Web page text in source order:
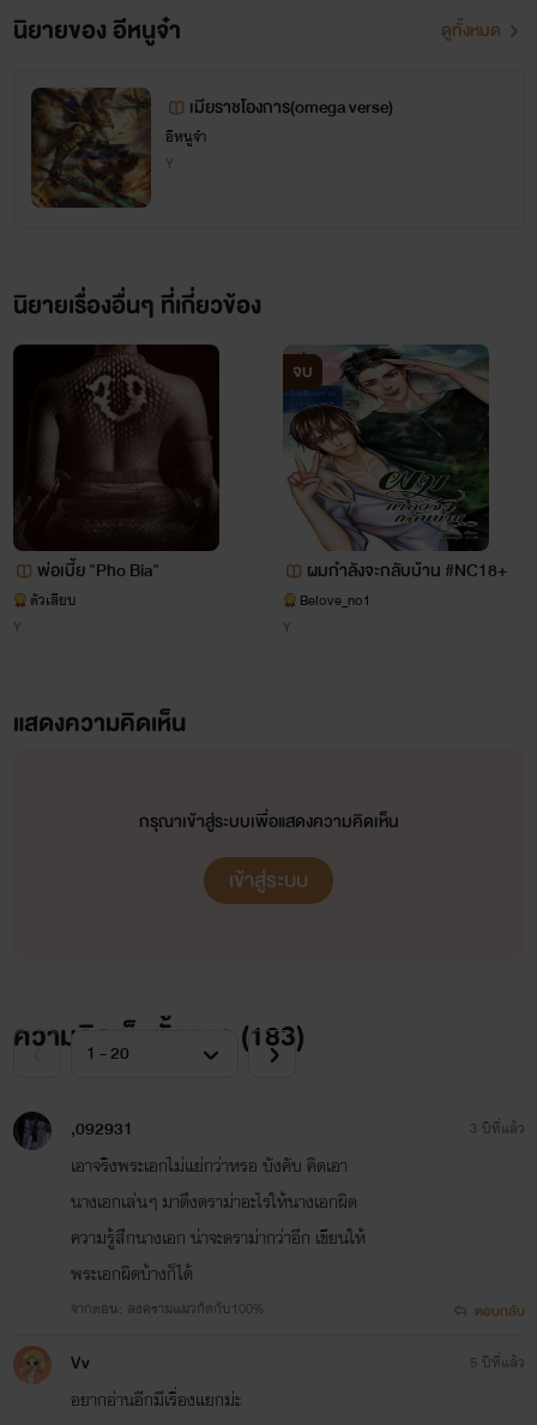
💊 อยากวิจารณ์ก็วิจารณ์ได้เลยแรงแค่ไหนก็รับไหวจะได้เอา
แม้นิยายเราไม่ดังแถมเป็นนักเขียนหน้าใหม่แต่ก็อยากจะมี
เพจเป็นของตัวเอง ติดตามการอัพนิยายได้ที่เพจพูดคุยกันได้
เพราะเราไม่มีใครคุยด้วย55
😈โลกนี้มันโหดร้ายนะ
นิยายของ อีหนูจ๋า ดูทั้งหมด
เมียราชโองการ(omega verse)
อีหนูจ๋า
Y
นิยายเรื่องอื่นๆ ที่เกี่ยวข้อง
พ่อเบี้ย "Pho Bia"
ตัวเสียบ
Y
จบ
ผมกำลังจะกลับบ้าน #NC18+
Belove_no1
Y
แสดงความคิดเห็น
กรุณาเข้าสู่ระบบเพื่อแสดงความคิดเห็น
เข้าสู่ระบบ
ความคิดเห็นทั้งหมด (183)
,092931
เอาจริงพระเอกไม่แย่กว่าหรอ บังคับ คิดเอา
นางเอกเล่นๆ มาดึงดราม่าอะไรให้นางเอกผิด
ความรู้สึกนางเอก น่าจะดราม่ากว่าอีก เขียนให้
พระเอกผิดบ้างก็ได้
จากตอน: สงครามแมวกัดกับ100%
3 ปีที่แล้ว
ตอบกลับ
Vv
อยากอ่านอีกมีเรื่องแยกม่ะ
5 ปีที่แล้ว